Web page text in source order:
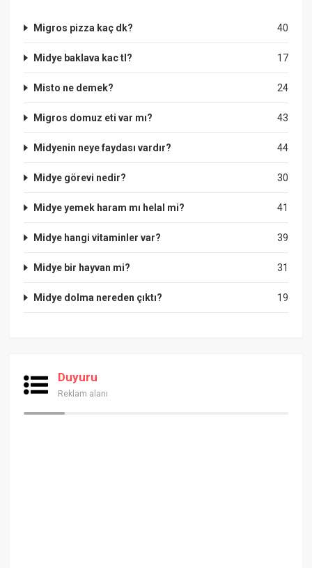
40
Migros pizza kaç dk?
17
Midye baklava kac tl?
24
Misto ne demek?
43
Migros domuz eti var mı?
44
Midyenin neye faydası vardır?
30
Midye görevi nedir?
41
Midye yemek haram mı helal mi?
39
Midye hangi vitaminler var?
31
Midye bir hayvan mi?
19
Midye dolma nereden çıktı?
Duyuru
Reklam alanı